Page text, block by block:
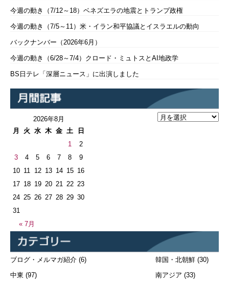
今週の動き（7/12～18）ベネズエラの地震とトランプ政権
今週の動き（7/5～11）米・イラン和平協議とイスラエルの動向
バックナンバー（2026年6月）
今週の動き（6/28～7/4）クロード・ミュトスとAI地政学
BS日テレ「深層ニュース」に出演しました
2026年8月
月
火 水 木 金 土 日
« 7月
1
2
3
4 5 6 7 8
9
10 11 12 13 14 15 16
17 18 19 20 21 22 23
24 25 26 27 28 29 30
31
ブログ・メルマガ紹介 (6)
中東 (97)
韓国・北朝鮮 (30)
南アジア (33)